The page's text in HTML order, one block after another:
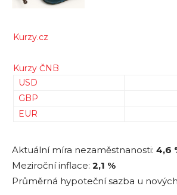
Kurzy.cz
Kurzy ČNB
USD
GBP
EUR
Aktuální míra nezaměstnanosti: 4,6
Meziroční inflace: 2,1 %
Průměrná hypoteční sazba u